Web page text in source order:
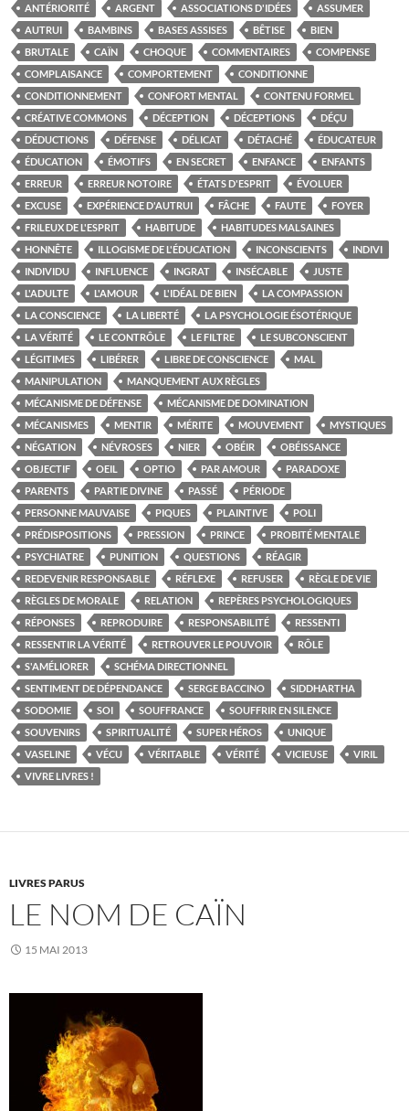
ANTÉRIORITÉ
ARGENT ASSOCIATIONS D'IDÉES
ASSUMER
AUTRUI
BAMBINS BASES ASSISES BÊTISE
BIEN
BRUTALE
CAÏN CHOQUE COMMENTAIRES
COMPENSE
COMPLAISANCE
COMPORTEMENT
CONDITIONNE
CONDITIONNEMENT
CONFORT MENTAL
CONTENU FORMEL
CRÉATIVE COMMONS
DÉCEPTION DÉCEPTIONS
DÉÇU
DÉDUCTIONS
DÉFENSE DÉLICAT DÉTACHÉ
ÉDUCATEUR
ÉDUCATION
ÉMOTIFS EN SECRET ENFANCE
ENFANTS
ERREUR
ERREUR NOTOIRE ÉTATS D'ESPRIT
ÉVOLUER
EXCUSE
EXPÉRIENCE D'AUTRUI FÂCHE FAUTE
FOYER
FRILEUX DE L'ESPRIT
HABITUDE
HABITUDES MALSAINES
HONNÊTE
ILLOGISME DE L'ÉDUCATION INCONSCIENTS
INDIVI
INDIVIDU
INFLUENCE INGRAT INSÉCABLE
JUSTE
L'ADULTE
L'AMOUR L'IDÉAL DE BIEN
LA COMPASSION
LA CONSCIENCE
LA LIBERTÉ
LA PSYCHOLOGIE ÉSOTÉRIQUE
LA VÉRITÉ
LE CONTRÔLE LE FILTRE
LE SUBCONSCIENT
LÉGITIMES
LIBÉRER LIBRE DE CONSCIENCE
MAL
MANIPULATION
MANQUEMENT AUX RÈGLES
MÉCANISME DE DÉFENSE
MÉCANISME DE DOMINATION
MÉCANISMES
MENTIR MÉRITE MOUVEMENT
MYSTIQUES
NÉGATION
NÉVROSES NIER OBÉIR
OBÉISSANCE
OBJECTIF
OEIL OPTIO PAR AMOUR
PARADOXE
PARENTS
PARTIE DIVINE PASSÉ
PÉRIODE
PERSONNE MAUVAISE
PIQUES PLAINTIVE
POLI
PRÉDISPOSITIONS
PRESSION PRINCE
PROBITÉ MENTALE
PSYCHIATRE
PUNITION QUESTIONS
RÉAGIR
REDEVENIR RESPONSABLE
RÉFLEXE REFUSER
RÈGLE DE VIE
RÈGLES DE MORALE
RELATION
REPÈRES PSYCHOLOGIQUES
RÉPONSES
REPRODUIRE RESPONSABILITÉ
RESSENTI
RESSENTIR LA VÉRITÉ
RETROUVER LE POUVOIR
RÔLE
S'AMÉLIORER
SCHÉMA DIRECTIONNEL
SENTIMENT DE DÉPENDANCE
SERGE BACCINO
SIDDHARTHA
SODOMIE
SOI SOUFFRANCE
SOUFFRIR EN SILENCE
SOUVENIRS
SPIRITUALITÉ SUPER HÉROS
UNIQUE
VASELINE
VÉCU VÉRITABLE VÉRITÉ VICIEUSE
VIRIL
VIVRE LIVRES !
LIVRES PARUS
LE NOM DE CAÏN
15 MAI 2013